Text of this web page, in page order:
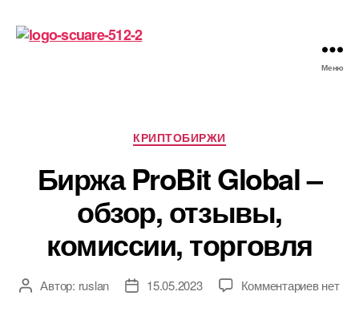
2022
Меню
Рубрики
КРИПТОБИРЖИ
Биржа ProBit Global –
обзор, отзывы,
комиссии, торговля
АвторАвтор: ruslan
Дата15.05.2023 Комментариевк
нет